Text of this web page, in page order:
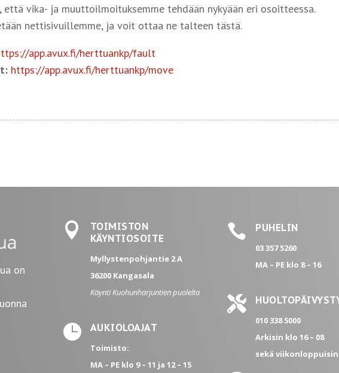
että vika- ja muuttoilmoituksemme tehdään nykyään eri osoitteessa.
nettisivuillemme, ja voit ottaa ne talteen tästä.
app.avux.fi/herttuankp/fault
https://app.avux.fi/herttuankp/move
on

TOIMISTON
KÄYNTIOSOITE
Myllystenpohjantie 2 A
36200 Kangasala
Käynti Kuohunharjuntien puolelta
 AUKIOLOAJAT
Toimisto:
MA – PEklo 9 – 11 ja 12 – 15
 PUHELIN
03 357 5260
MA – PE klo 8 – 16

010 338 5000
Arkisin klo 16 – 08
sekä viikonloppuisin